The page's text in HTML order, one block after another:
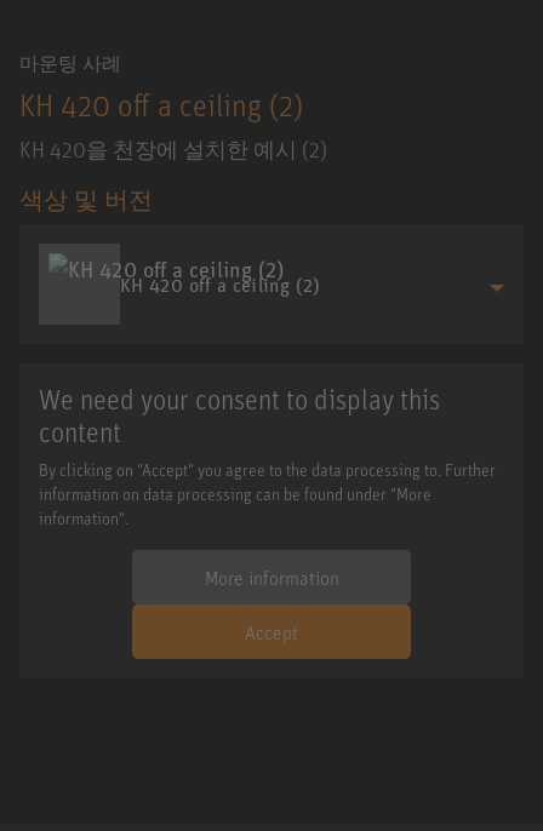
마운팅 사례
KH 420 off a ceiling (2)
KH 420을 천장에 설치한 예시 (2)
색상 및 버전
KH 420 off a ceiling (2)
We need your consent to display this
content
By clicking on "Accept" you agree to the data processing to. Further
information on data processing can be found under "More
information".
More information
Accept